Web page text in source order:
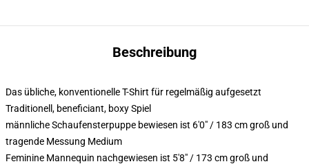
Beschreibung
Das übliche, konventionelle T-Shirt für regelmäßig aufgesetzt
Traditionell, beneficiant, boxy Spiel
männliche Schaufensterpuppe bewiesen ist 6'0" / 183 cm groß und
tragende Messung Medium
Feminine Mannequin nachgewiesen ist 5'8" / 173 cm groß und